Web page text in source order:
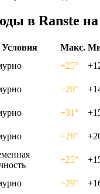
в Ranstе
Условия Макс.
+25°
+28°
+31°
+28°
+25°
+29°